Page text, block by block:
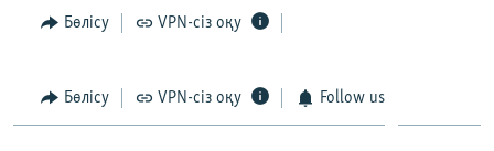
Search
ӘЛЕМ
Русский
Бөлісу VPN-сіз оқу
Бөлісу VPN-сіз оқу Follow us